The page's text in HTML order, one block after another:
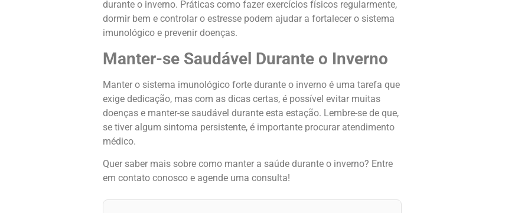
durante o inverno. Práticas como fazer exercícios físicos regularmente,
dormir bem e controlar o estresse podem ajudar a fortalecer o sistema
imunológico e prevenir doenças.
Manter-se Saudável Durante o Inverno
Manter o sistema imunológico forte durante o inverno é uma tarefa que
exige dedicação, mas com as dicas certas, é possível evitar muitas
doenças e manter-se saudável durante esta estação. Lembre-se de que,
se tiver algum sintoma persistente, é importante procurar atendimento
médico.
Quer saber mais sobre como manter a saúde durante o inverno? Entre
em contato conosco e agende uma consulta!